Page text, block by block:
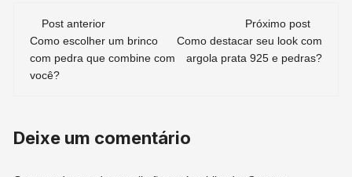
Navegação
de
post
Post anterior
Como escolher um brinco
com pedra que combine com
você?
Próximo post
Como destacar seu look com
argola prata 925 e pedras?
Deixe um comentário